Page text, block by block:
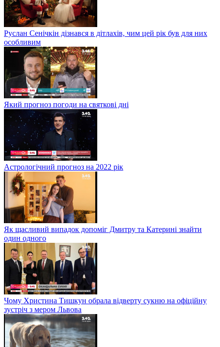
Руслан Сенічкін дізнався в дітлахів, чим цей рік був для них
особливим
Який прогноз погоди на святкові дні
Астрологічний прогноз на 2022 рік
Як щасливий випадок допоміг Дмитру та Катерині знайти
один одного
Чому Христина Тишкун обрала відверту сукню на офіційну
зустріч з мером Львова